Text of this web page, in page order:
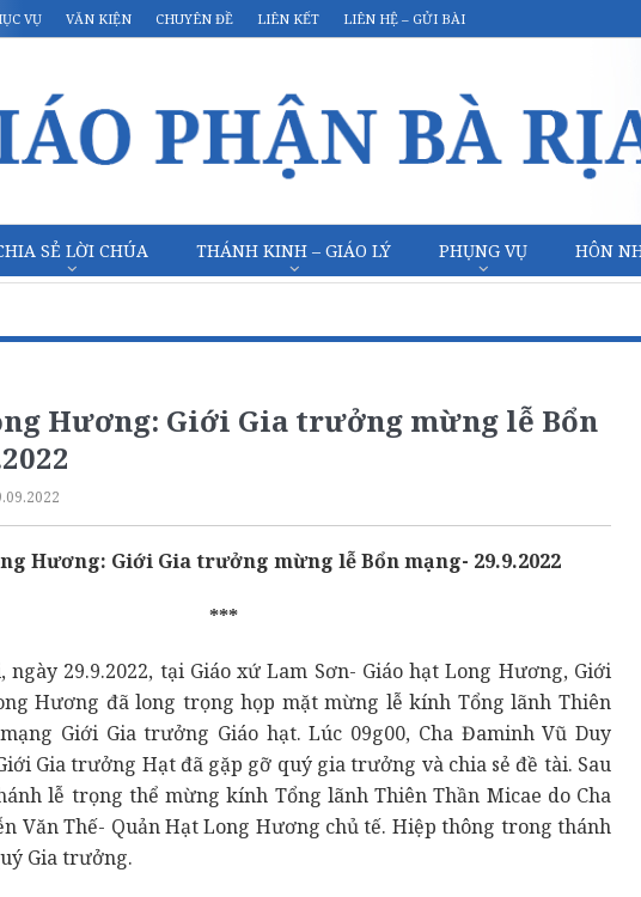
VỤ VĂN KIỆN CHUYÊN ĐỀ LIÊN KẾT LIÊN HỆ – GỬI BÀI
SẺ LỜI CHÚA THÁNH KINH – GIÁO LÝ PHỤNG VỤ HÔN
Hương: Giới Gia trưởng mừng lễ Bổn
Hương: Giới Gia trưởng mừng lễ Bổn mạng- 29.9.2022
***
ngày 29.9.2022, tại Giáo xứ Lam Sơn- Giáo hạt Long Hương, Giới
Hương đã long trọng họp mặt mừng lễ kính Tổng lãnh Thiên
Giới Gia trưởng Giáo hạt. Lúc 09g00, Cha Đaminh Vũ Duy
Gia trưởng Hạt đã gặp gỡ quý gia trưởng và chia sẻ đề tài. Sau
lễ trọng thể mừng kính Tổng lãnh Thiên Thần Micae do Cha
Văn Thế- Quản Hạt Long Hương chủ tế. Hiệp thông trong thánh
Gia trưởng.